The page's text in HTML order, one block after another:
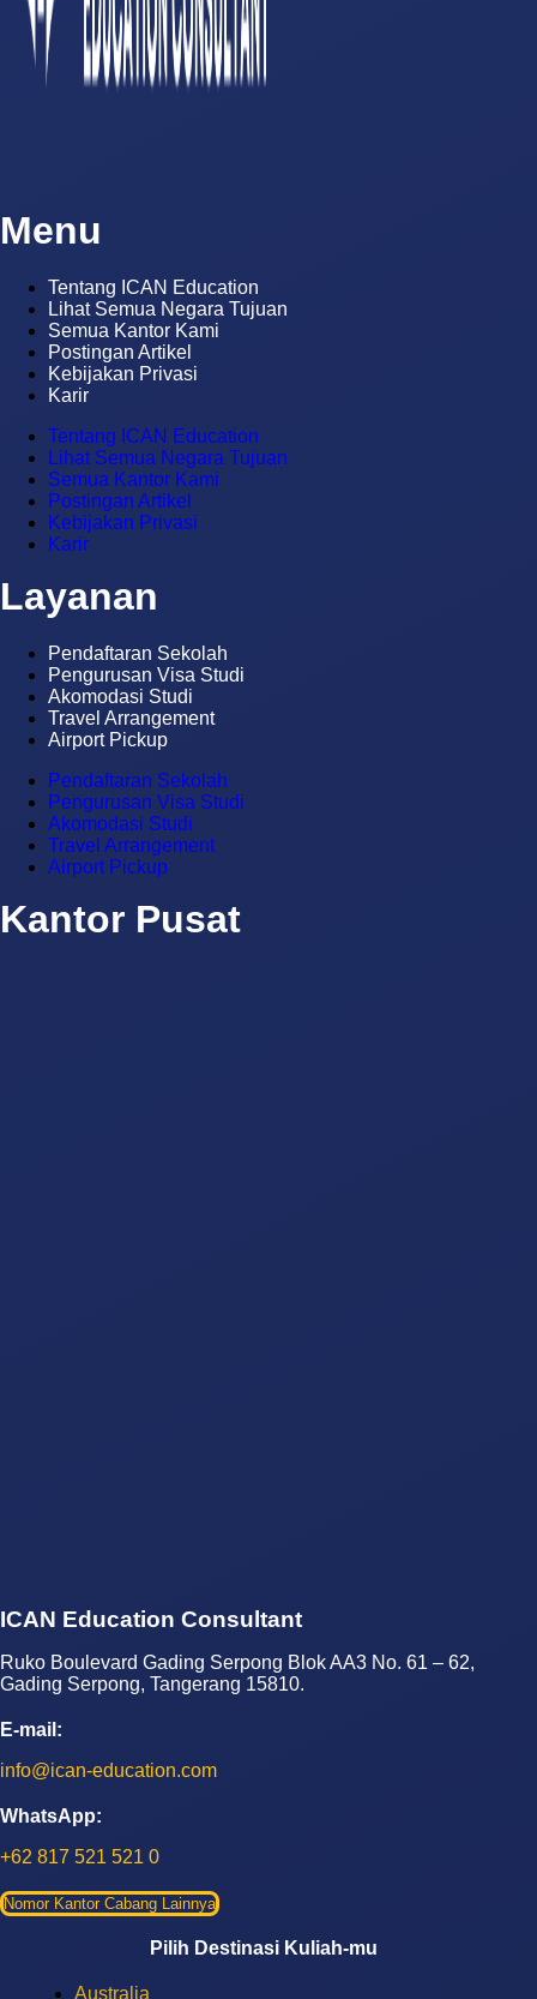
Menu
Tentang ICAN Education
Lihat Semua Negara Tujuan
Semua Kantor Kami
Postingan Artikel
Kebijakan Privasi
Karir
Tentang ICAN Education
Lihat Semua Negara Tujuan
Semua Kantor Kami
Postingan Artikel
Kebijakan Privasi
Karir
Layanan
Pendaftaran Sekolah
Pengurusan Visa Studi
Akomodasi Studi
Travel Arrangement
Airport Pickup
Pendaftaran Sekolah
Pengurusan Visa Studi
Akomodasi Studi
Travel Arrangement
Airport Pickup
Kantor Pusat
ICAN Education Consultant
Ruko Boulevard Gading Serpong Blok AA3 No. 61 – 62,
Gading Serpong, Tangerang 15810.
E-mail:
info@ican-education.com
WhatsApp:
+62 817 521 521 0
Nomor Kantor Cabang Lainnya
Pilih Destinasi Kuliah-mu
Australia